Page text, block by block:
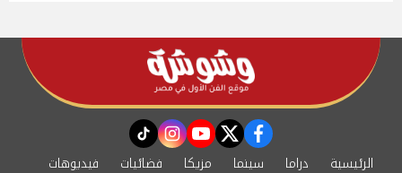
facebook
twitter
youtube
instagram
tiktok
الرئيسية دراما سينما مزيكا فضائيات فيديوهات